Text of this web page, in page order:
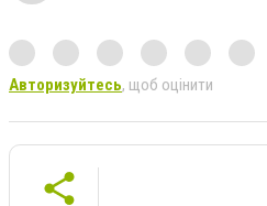
Авторизуйтесь, щоб оцінити